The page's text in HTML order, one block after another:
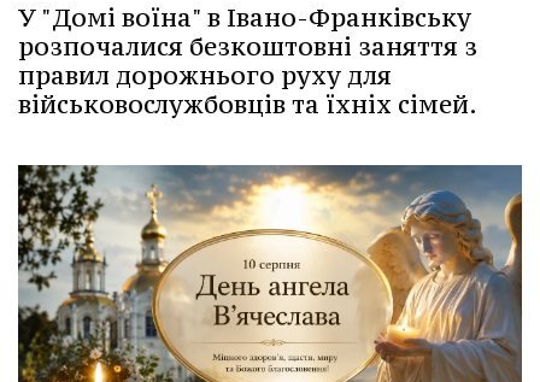
У "Домі воїна" в Івано-Франківську
розпочалися безкоштовні заняття з
правил дорожнього руху для
військовослужбовців та їхніх сімей.